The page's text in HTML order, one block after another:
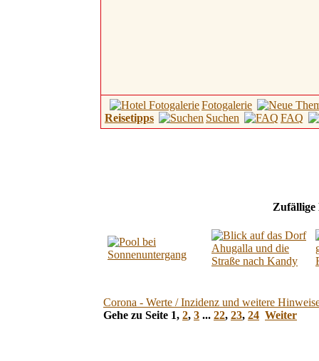
Fotogalerie
Reisetipps
Suchen FAQ
Zufällige
Corona - Werte / Inzidenz und weitere
Gehe zu Seite 1, 2, 3 ... 22, 23, 24 Weiter